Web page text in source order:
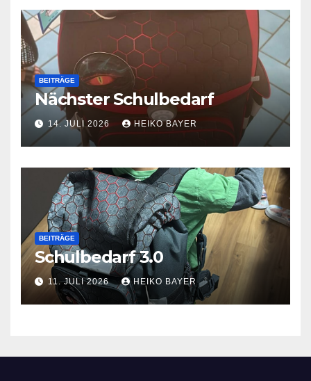
BEITRÄGE
Nächster Schulbedarf
14. JULI 2026 HEIKO BAYER
BEITRÄGE
Schulbedarf 3.0
11. JULI 2026 HEIKO BAYER